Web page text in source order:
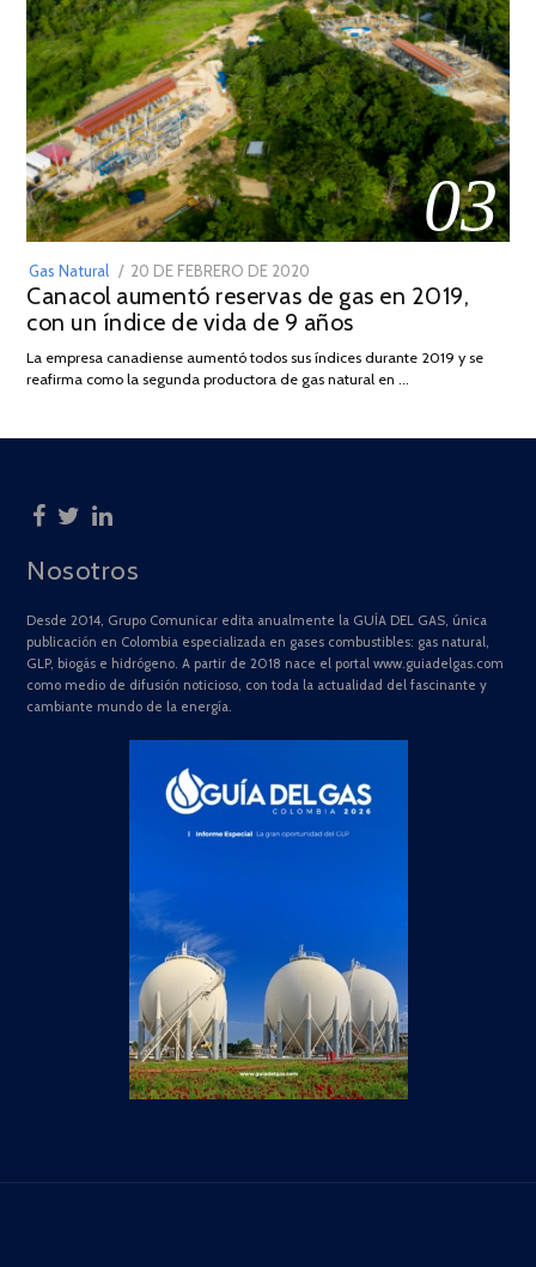
03
Gas Natural
POSTED
ON
20 DE FEBRERO DE 2020
DE
JULIO
2025
Canacol aumentó reservas de gas en 2019,
con un índice de vida de 9 años
La empresa canadiense aumentó todos sus índices durante 2019 y se
reafirma como la segunda productora de gas natural en …
Nosotros
Desde 2014, Grupo Comunicar edita anualmente la GUÍA DEL GAS, única
publicación en Colombia especializada en gases combustibles: gas natural,
GLP, biogás e hidrógeno. A partir de 2018 nace el portal www.guiadelgas.com
como medio de difusión noticioso, con toda la actualidad del fascinante y
cambiante mundo de la energía.